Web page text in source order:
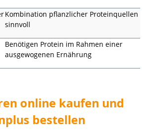
Kombination pflanzlicher Proteinquellen
sinnvoll
Benötigen Protein im Rahmen einer
ausgewogenen Ernährung
online kaufen und
bestellen